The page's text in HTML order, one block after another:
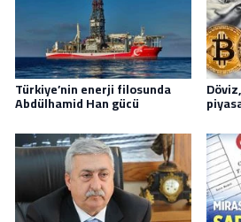
Türkiye’nin enerji filosunda
Abdülhamid Han gücü